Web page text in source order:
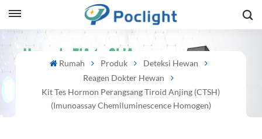
Rumah Produk
Deteksi Hewan
Reagen Dokter Hewan
Kit Tes Hormon Perangsang Tiroid Anjing (cTSH)
(Imunoassay Chemiluminescence Homogen)